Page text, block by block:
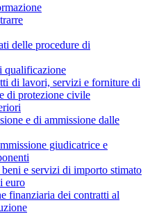
delle procedure di
qualificazione
di lavori, servizi e forniture di
di protezione civile
e di ammissione dalle
giudicatrice e
e servizi di importo stimato
euro
finanziaria dei contratti al